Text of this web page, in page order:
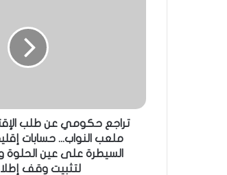
تراجع حكومي عن طلب
ملعب النواب... حسابات
السيطرة على عين الحلوة
لتثبيت وقف إطلاق